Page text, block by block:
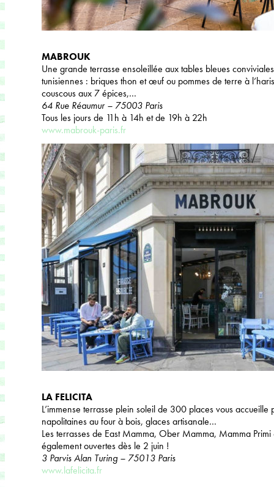
MABROUK
Une grande terrasse ensoleillée aux tables bleues
tunisiennes : briques thon et œuf ou pommes de terre à
couscous aux 7 épices,…
64 Rue Réaumur – 75003 Paris
Tous les jours de 11h à 14h et de 19h à 22h
www.mabrouk-paris.fr
LA FELICITA
L’immense terrasse plein soleil de 300 places vous
napolitaines au four à bois, glaces artisanale…
Les terrasses de East Mamma, Ober Mamma, Mamma
également ouvertes dès le 2 juin !
3 Parvis Alan Turing – 75013 Paris
www.lafelicita.fr